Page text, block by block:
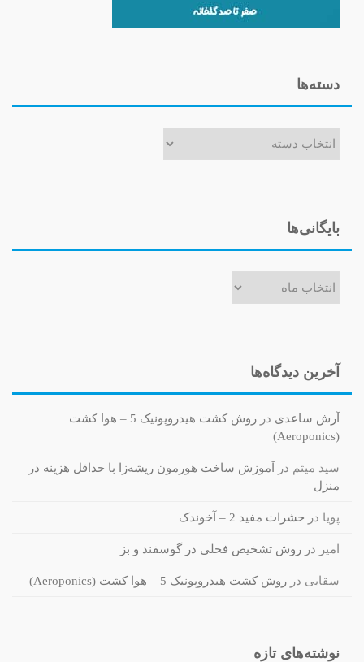
دسته‌ها
بایگانی‌ها
آخرین دیدگاه‌ها
آرش ساعدی در
روش کشت هیدروپونیک 5 – هوا کشت
(Aeroponics)
سید میثم در
آموزش ساخت هورمون ریشه‌زا با حداقل هزینه در
منزل
پویا در حشرات مفید 2 – آخوندک
امیر در روش تشخیص فحلی در گوسفند و بز
سقایی در روش کشت هیدروپونیک 5 – هوا کشت (Aeroponics)
نوشته‌های تازه